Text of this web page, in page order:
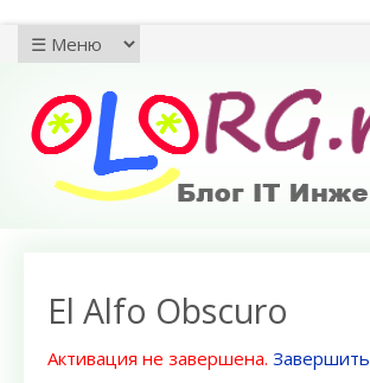
El Alfo Obscuro
Активация не завершена. Завершить